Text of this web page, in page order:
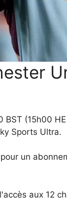
(15h00
Sports Ultra.
un
aux 12